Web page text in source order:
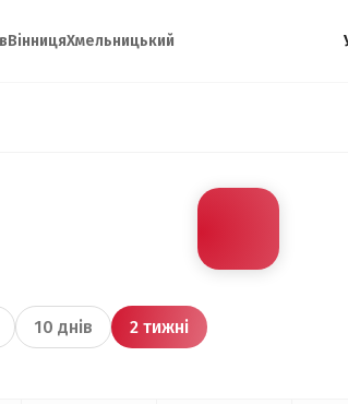
ВінницяХмельницький
10 днів 2 тижні